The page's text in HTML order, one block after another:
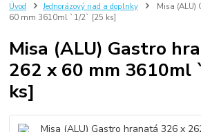
Úvod Jednorázový riad a doplnky
Misa (ALU)
60 mm 3610ml `1/2` [25 ks]
Misa (ALU) Gastro
262 x 60 mm
ks]